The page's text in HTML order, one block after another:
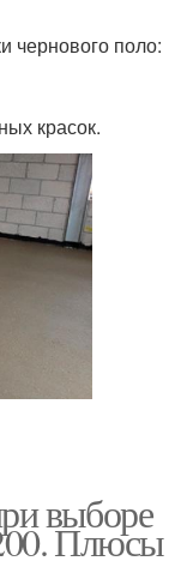
чернового поло:
красок.
выборе
Плюсы